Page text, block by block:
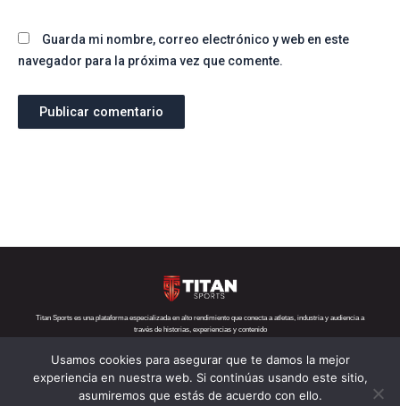
Guarda mi nombre, correo electrónico y web en este
navegador para la próxima vez que comente.
Titan Sports es una plataforma especializada en alto rendimiento que conecta a atletas, industria y audiencia a
través de historias, experiencias y contenido
Teléfono: +52 1 55 6719 5282 Correo: contacto@titansports.mx
Copyright© Titan Sports 2026. todos los derechos reservados
Usamos cookies para asegurar que te damos la mejor
experiencia en nuestra web. Si continúas usando este sitio,
asumiremos que estás de acuerdo con ello.